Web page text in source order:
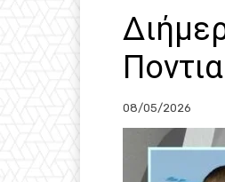
08/05/2026